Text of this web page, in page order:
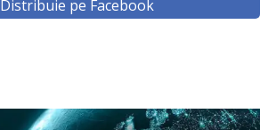
Distribuie pe Facebook